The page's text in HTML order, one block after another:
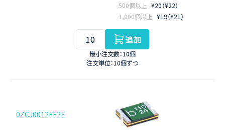
500個以上 ¥20（¥22）
1,000個以上 ¥19（¥21）
追加
最小注文数：10個
注文単位：10個ずつ
0ZCJ0012FF2E